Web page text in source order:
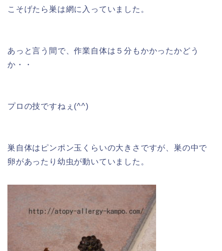
こそげたら巣は網に入っていました。
あっと言う間で、作業自体は５分もかかったかどう
か・・
プロの技ですねぇ(^^)
巣自体はピンポン玉くらいの大きさですが、巣の中で
卵があったり幼虫が動いていました。